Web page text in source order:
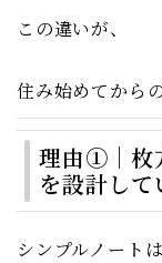
この違いが、
住み始めてから
理由①｜枚
を設計して
シンプルノート